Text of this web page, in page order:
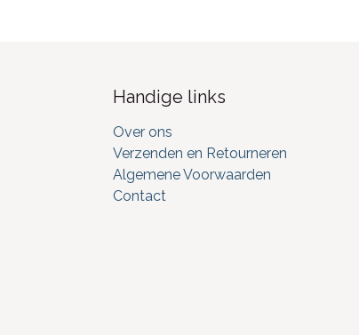
Handige links
Over ons
Verzenden en Retourneren
Algemene Voorwaarden
Contact